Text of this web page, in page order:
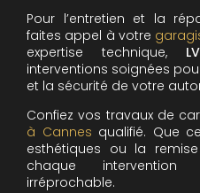
Pour l’entretien et la
faites appel à votre
expertise technique,
interventions soignées
et la sécurité de votre
Confiez vos travaux de
à Cannes qualifié. Que
esthétiques ou la
chaque
irréprochable.